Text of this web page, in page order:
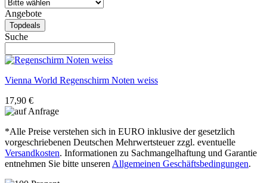
Angebote
Topdeals
Suche
Vienna World Regenschirm Noten weiss
17,90 €
*Alle Preise verstehen sich in EURO inklusive der gesetzlich
vorgeschriebenen Deutschen Mehrwertsteuer zzgl. eventuelle
Versandkosten. Informationen zu Sachmangelhaftung und Garantie
entnehmen Sie bitte unserenAllgemeinen Geschäftsbedingungen.